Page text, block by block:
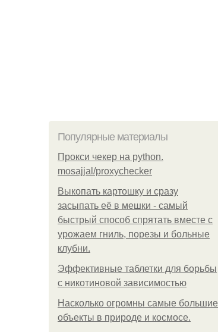
Популярные материалы
Прокси чекер на python.
mosajjal/proxychecker
Выкопать картошку и сразу
засыпать её в мешки - самый
быстрый способ спрятать вместе с
урожаем гниль, порезы и больные
клубни.
Эффективные таблетки для борьбы
с никотиновой зависимостью
Насколько огромны самые большие
объекты в природе и космосе.